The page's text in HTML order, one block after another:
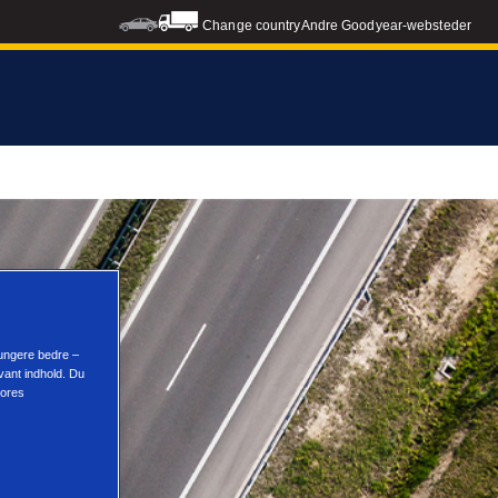
Change countryAndre Goodyear-websteder
bedre –
indhold. Du